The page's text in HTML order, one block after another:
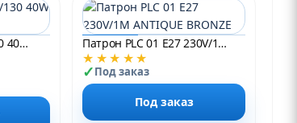
Лампа RETRO T30/130 40W GOLD E27 Патрон PLC 01 E27 230V/1M ANTIQUE BRONZE
★★★★★
Под заказ
Под заказ